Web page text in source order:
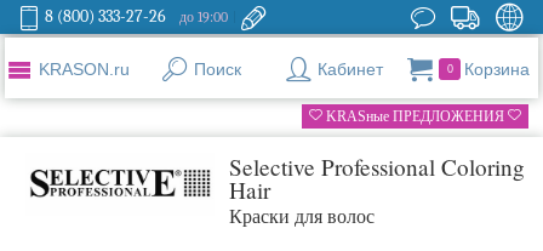
8 (800) 333-27-26 до 19:00
KRASON.ru Поиск Кабинет 0 Корзина
KRASные ПРЕДЛОЖЕНИЯ
Selective Professional Coloring
Hair
Краски для волос